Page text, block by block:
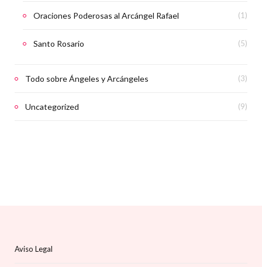
Oraciones Poderosas al Arcángel Rafael (1)
Santo Rosario (5)
Todo sobre Ángeles y Arcángeles (3)
Uncategorized (9)
Aviso Legal